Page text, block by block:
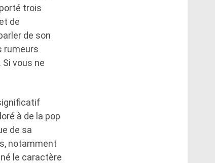
trois
de
de son
rumeurs
vous ne
à de la pop
de sa
notamment
le caractère